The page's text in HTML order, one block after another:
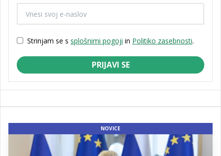
Strinjam se s splošnimi pogoji in Politiko zasebnosti.
PRIJAVI SE
NOVICE